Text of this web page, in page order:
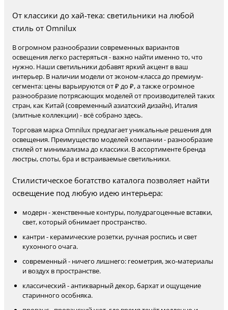
От классики до хай-тека: светильники на любой
стиль от Omnilux
В огромном разнообразии современных вариантов
освещения легко растеряться - важно найти именно то, что
нужно. Наши светильники добавят яркий акцент в ваш
интерьер. В наличии модели от эконом-класса до премиум-
сегмента: цены варьируются от ₽ до ₽, а также огромное
разнообразие потрясающих моделей от производителей таких
стран, как Китай (современный азиатский дизайн), Италия
(элитные коллекции) - всё собрано здесь.
Торговая марка Omnilux предлагает уникальные решения для
освещения. Преимущество моделей компании - разнообразие
стилей от минимализма до классики. В ассортименте бренда
люстры, споты, бра и встраиваемые светильники.
Стилистическое богатство каталога позволяет найти
освещение под любую идею интерьера:
модерн - женственные контуры, полудрагоценные вставки,
свет, который обнимает пространство.
кантри - керамические розетки, ручная роспись и свет
кухонного очага.
современный - ничего лишнего: геометрия, эко-материалы
и воздух в пространстве.
классический - антикварный декор, бархат и ощущение
старинного особняка.